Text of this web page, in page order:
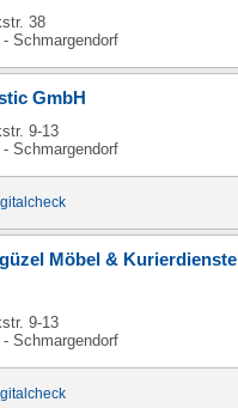
38
Schmargendorf
GmbH
9-13
Schmargendorf
Möbel & Kurierdienste
9-13
Schmargendorf